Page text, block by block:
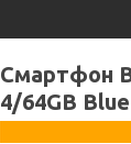
Смартфон
4/64GB Blue